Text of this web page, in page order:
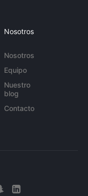
Nosotros
Nosotros
Equipo
Nuestro
blog
Contacto